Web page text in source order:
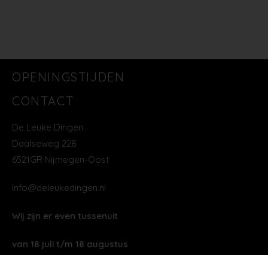
OPENINGSTIJDEN
CONTACT
De Leuke Dingen
Daalseweg 228
6521GR Nijmegen-Oost
Info@deleukedingen.nl
Wij zijn er even tussenuit
van 18 juli t/m 18 augustus